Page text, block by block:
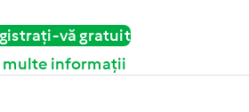
vă gratuit
multe informații